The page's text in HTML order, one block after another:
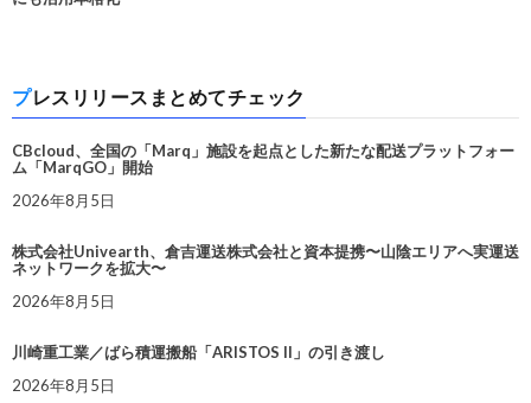
プレスリリースまとめてチェック
CBcloud、全国の「Marq」施設を起点とした新たな配送プラットフォー
ム「MarqGO」開始
2026年8月5日
株式会社Univearth、倉吉運送株式会社と資本提携〜山陰エリアへ実運送
ネットワークを拡大〜
2026年8月5日
川崎重工業／ばら積運搬船「ARISTOS II」の引き渡し
2026年8月5日